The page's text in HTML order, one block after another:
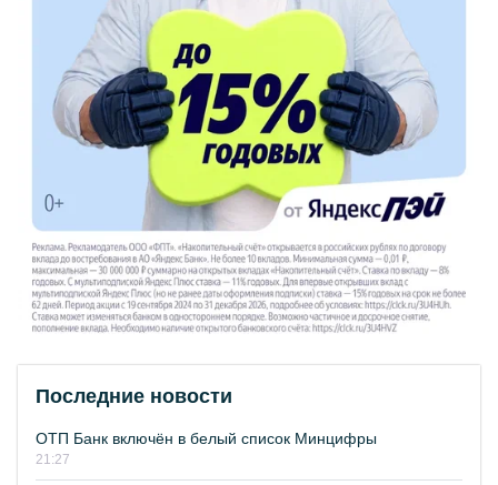
Последние новости
ОТП Банк включён в белый список Минцифры
21:27